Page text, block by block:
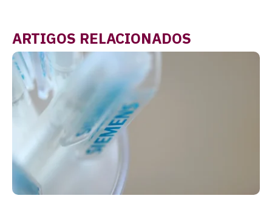
ARTIGOS RELACIONADOS